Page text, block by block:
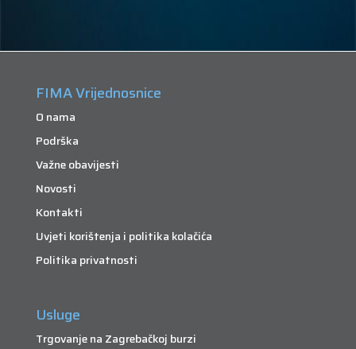
FIMA Vrijednosnice
O nama
Podrška
Važne obavijesti
Novosti
Kontakti
Uvjeti korištenja i politika kolačića
Politika privatnosti
Usluge
Trgovanje na Zagrebačkoj burzi